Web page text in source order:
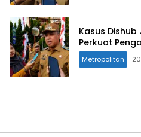
Kasus Dishub
Perkuat
Metropolitan